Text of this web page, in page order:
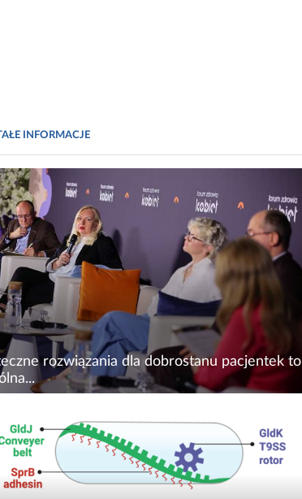
INFORMACJE
rozwiązania dla dobrostanu pacjentek to
2026 r. odbyło się w Międzynarodowym
Kongresowym w Katowicach, dyskutowano
jak skuteczniej odpowiadać na potrzeby
kobiet...